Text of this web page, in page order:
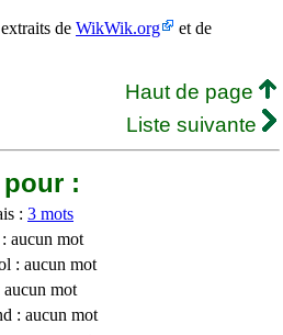
de WikWik.org
et de
Haut de page
Liste suivante
:
: 3 mots
aucun mot
: aucun mot
mot
: aucun mot